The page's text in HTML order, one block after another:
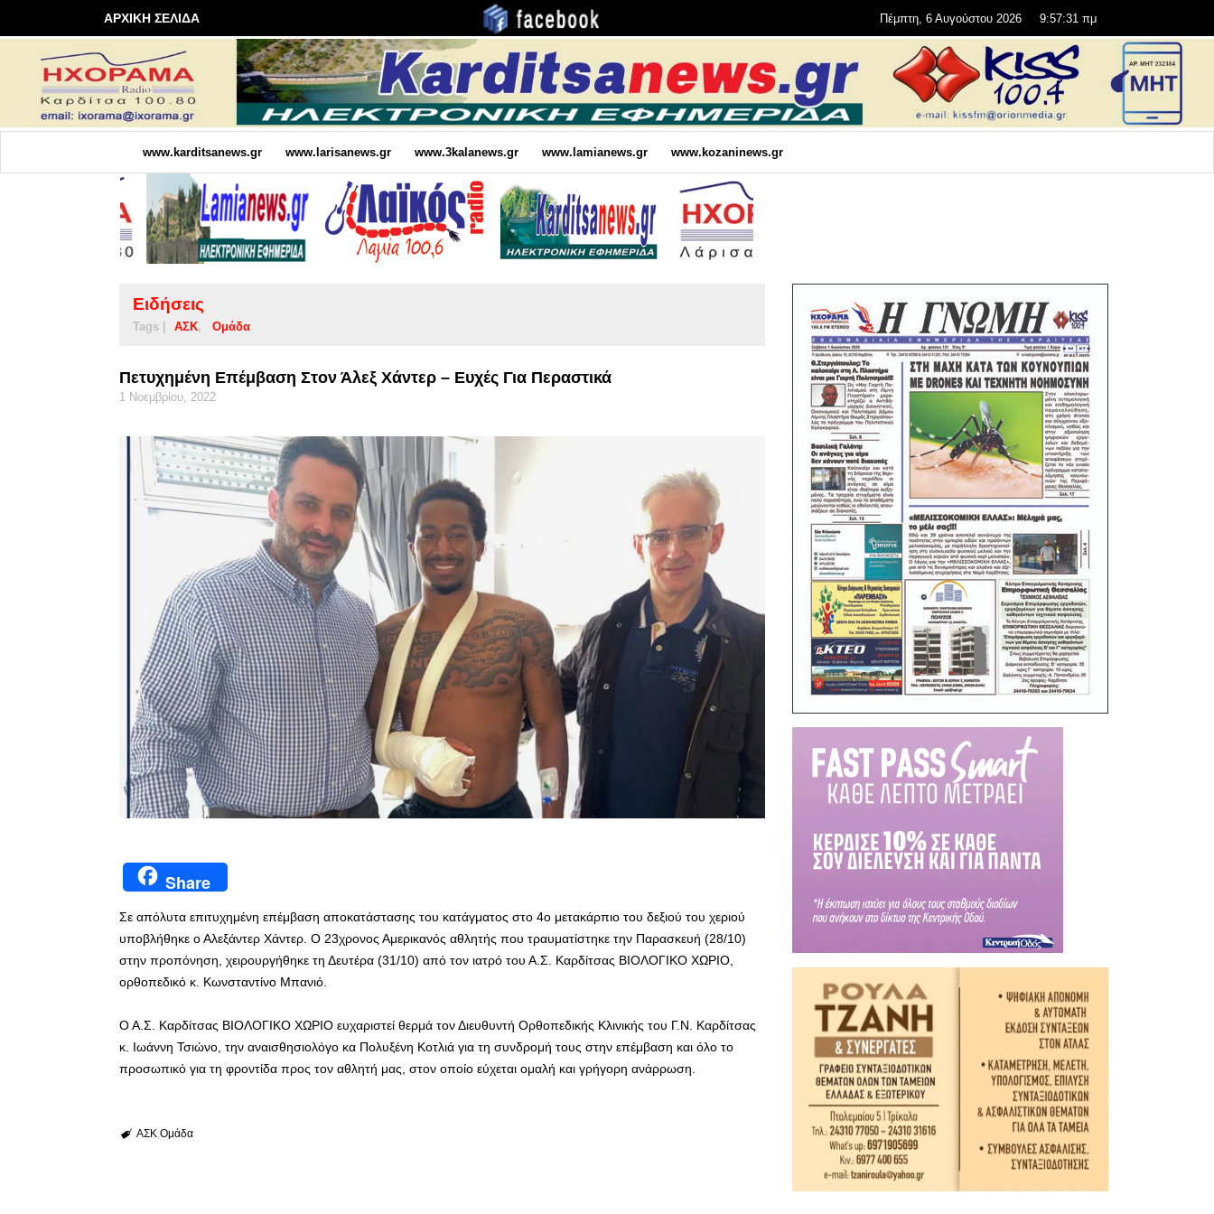
ΑΡΧΙΚΗ ΣΕΛΙΔΑ Πέμπτη, 6 Αυγούστου 2026 9:57:31 πμ
www.karditsanews.gr www.larisanews.gr www.3kalanews.gr www.lamianews.gr www.kozaninews.gr
Ειδήσεις
Tags | ΑΣΚ Ομάδα
Πετυχημένη Επέμβαση Στον Άλεξ Χάντερ – Ευχές Για Περαστικά
1 Νοεμβρίου, 2022
Share
Σε απόλυτα επιτυχημένη επέμβαση αποκατάστασης του κατάγματος στο 4ο μετακάρπιο του δεξιού του χεριού
υποβλήθηκε ο Αλεξάντερ Χάντερ. Ο 23χρονος Αμερικανός αθλητής που τραυματίστηκε την Παρασκευή (28/10)
στην προπόνηση, χειρουργήθηκε τη Δευτέρα (31/10) από τον ιατρό του Α.Σ. Καρδίτσας ΒΙΟΛΟΓΙΚΟ ΧΩΡΙΟ,
ορθοπεδικό κ. Κωνσταντίνο Μπανιό.
Ο Α.Σ. Καρδίτσας ΒΙΟΛΟΓΙΚΟ ΧΩΡΙΟ ευχαριστεί θερμά τον Διευθυντή Ορθοπεδικής Κλινικής του Γ.Ν. Καρδίτσας
κ. Ιωάννη Τσιώνο, την αναισθησιολόγο κα Πολυξένη Κοτλιά για τη συνδρομή τους στην επέμβαση και όλο το
προσωπικό για τη φροντίδα προς τον αθλητή μας, στον οποίο εύχεται ομαλή και γρήγορη ανάρρωση.
ΑΣΚ Ομάδα